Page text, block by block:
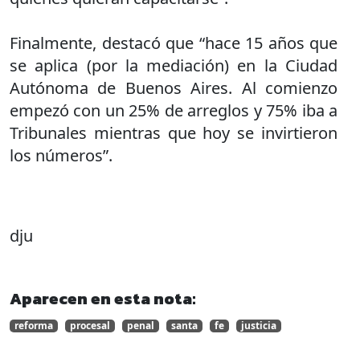
Finalmente, destacó que “hace 15 años que
se aplica (por la mediación) en la Ciudad
Autónoma de Buenos Aires. Al comienzo
empezó con un 25% de arreglos y 75% iba a
Tribunales mientras que hoy se invirtieron
los números”.
dju
Aparecen en esta nota:
reforma procesal penal santa fe
justicia